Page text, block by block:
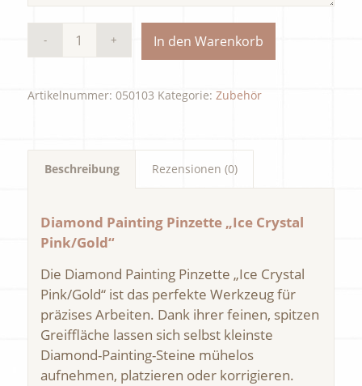
In den Warenkorb
Artikelnummer: 050103 Kategorie: Zubehör
Beschreibung Rezensionen (0)
Diamond Painting Pinzette „Ice Crystal
Pink/Gold“
Die Diamond Painting Pinzette „Ice Crystal
Pink/Gold“ ist das perfekte Werkzeug für
präzises Arbeiten. Dank ihrer feinen, spitzen
Greiffläche lassen sich selbst kleinste
Diamond-Painting-Steine mühelos
aufnehmen, platzieren oder korrigieren.